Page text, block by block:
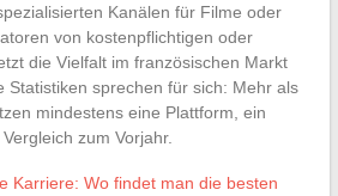
Kanälen für Filme oder
von kostenpflichtigen oder
die Vielfalt im französischen Markt
Statistiken sprechen für sich: Mehr als
mindestens eine Plattform, ein
zum Vorjahr.
Karriere: Wo findet man die besten